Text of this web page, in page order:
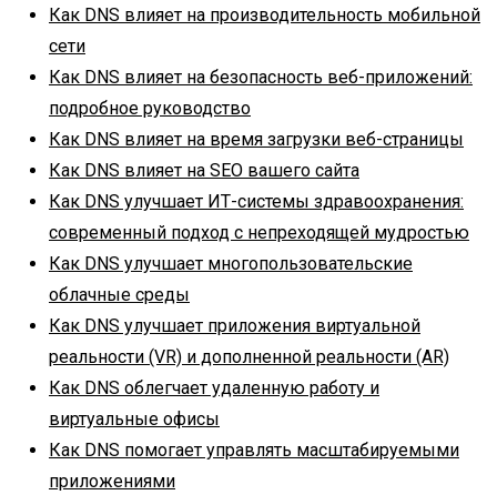
Как DNS влияет на производительность мобильной
сети
Как DNS влияет на безопасность веб-приложений:
подробное руководство
Как DNS влияет на время загрузки веб-страницы
Как DNS влияет на SEO вашего сайта
Как DNS улучшает ИТ-системы здравоохранения:
современный подход с непреходящей мудростью
Как DNS улучшает многопользовательские
облачные среды
Как DNS улучшает приложения виртуальной
реальности (VR) и дополненной реальности (AR)
Как DNS облегчает удаленную работу и
виртуальные офисы
Как DNS помогает управлять масштабируемыми
приложениями